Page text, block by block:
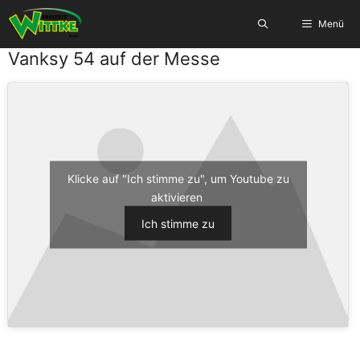
Zum
Inhalt
springen
Menü
Vanksy 54 auf der Messe
Klicke auf "Ich stimme zu", um Youtube zu
aktivieren
Ich stimme zu